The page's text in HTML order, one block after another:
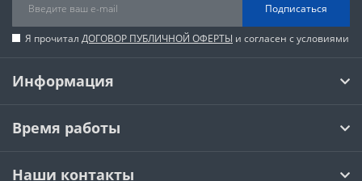
Подписаться
Я прочитал ДОГОВОР ПУБЛИЧНОЙ ОФЕРТЫ и согласен с условиями
Информация
Время работы
Наши контакты